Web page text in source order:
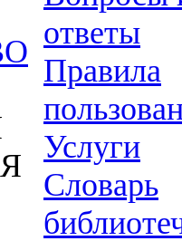
ответы
Правила
Услуги
Словарь